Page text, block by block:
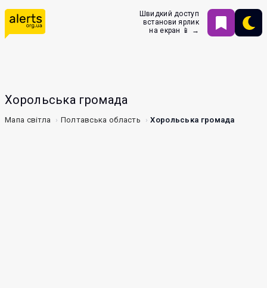
Швидкий доступ
встанови ярлик
на екран 📱 →
Хорольська громада
Мапа світла Полтавська область Хорольська громада